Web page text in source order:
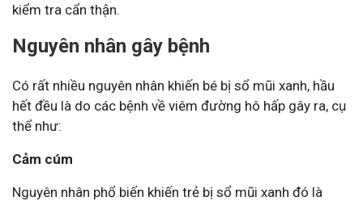
kiểm tra cẩn thận.
Nguyên nhân gây bệnh
Có rất nhiều nguyên nhân khiến bé bị sổ mũi xanh, hầu
hết đều là do các bệnh về viêm đường hô hấp gây ra, cụ
thể như:
Cảm cúm
Nguyên nhân phổ biến khiến trẻ bị sổ mũi xanh đó là